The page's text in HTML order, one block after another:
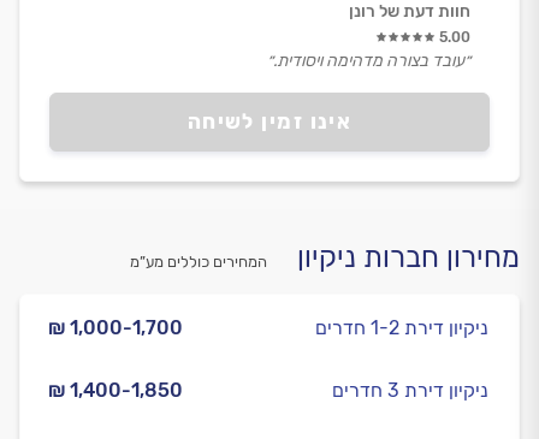
אינו זמין לשיחה
חוות דעת של רונן
5.00
״עובד בצורה מדהימה ויסודית.״
מחירון חברות ניקיון המחירים כוללים מע”מ
₪ 1,000-1,700 ניקיון דירת 1-2 חדרים
₪ 1,400-1,850 ניקיון דירת 3 חדרים